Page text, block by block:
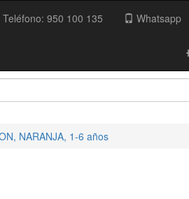
Teléfono: 950 100 135 Whatsapp
NARANJA, 1-6 años